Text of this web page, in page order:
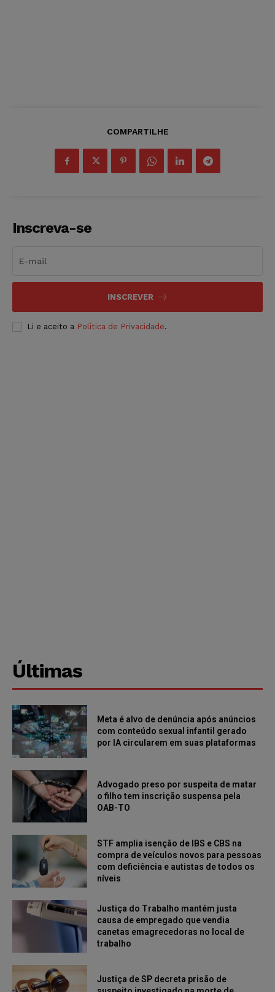
COMPARTILHE
Inscreva-se
INSCREVER
Li e aceito a Política de Privacidade.
Últimas
Meta é alvo de denúncia após anúncios
com conteúdo sexual infantil gerado
por IA circularem em suas plataformas
Advogado preso por suspeita de matar
o filho tem inscrição suspensa pela
OAB-TO
STF amplia isenção de IBS e CBS na
compra de veículos novos para pessoas
com deficiência e autistas de todos os
níveis
Justiça do Trabalho mantém justa
causa de empregado que vendia
canetas emagrecedoras no local de
trabalho
Justiça de SP decreta prisão de